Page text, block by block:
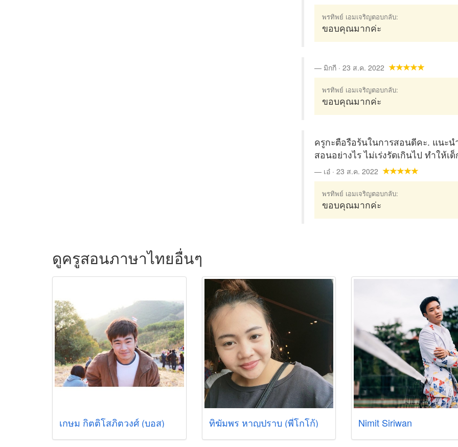
พรทิพย์ เอมเจริญตอบกลับ:
ขอบคุณมากค่ะ
มิกกี · 23 ส.ค. 2022
พรทิพย์ เอมเจริญตอบกลับ:
ขอบคุณมากค่ะ
ครูกะตือรือร้นในการสอนดีคะ. แนะ
สอนอย่างไร ไม่เร่งรัดเกินไป ทำให้เ
เอ๋ · 23 ส.ค. 2022
พรทิพย์ เอมเจริญตอบกลับ:
ขอบคุณมากค่ะ
ดูครูสอนภาษาไทยอื่นๆ
เกษม กิตติโสภิตวงศ์ (บอส) ทิฆัมพร หาญปราบ (พี่โกโก้) Nimit Siriwan